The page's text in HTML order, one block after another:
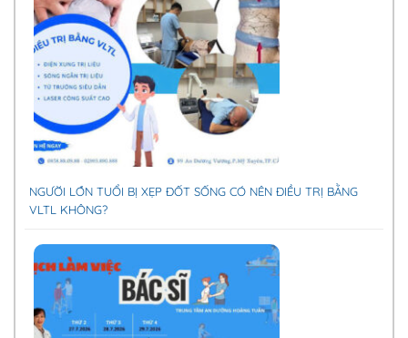
NGƯỜI LỚN TUỔI BỊ XẸP ĐỐT SỐNG CÓ NÊN ĐIỀU TRỊ BẰNG
VLTL KHÔNG?